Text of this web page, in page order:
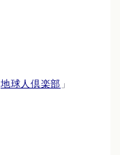
地球人倶楽部 」